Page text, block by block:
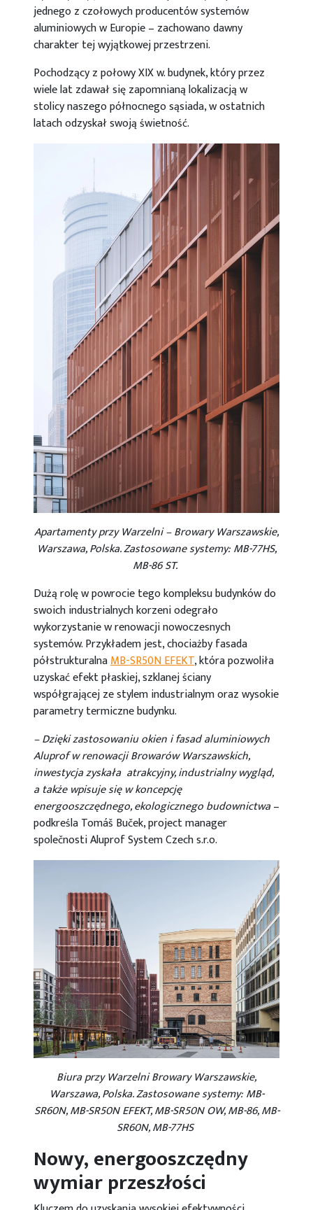
jednego z czołowych producentów systemów
aluminiowych w Europie – zachowano dawny
charakter tej wyjątkowej przestrzeni.
Pochodzący z połowy XIX w. budynek, który przez
wiele lat zdawał się zapomnianą lokalizacją w
stolicy naszego północnego sąsiada, w ostatnich
latach odzyskał swoją świetność.
Apartamenty przy Warzelni – Browary Warszawskie,
Warszawa, Polska. Zastosowane systemy: MB-77HS,
MB-86 ST.
Dużą rolę w powrocie tego kompleksu budynków do
swoich industrialnych korzeni odegrało
wykorzystanie w renowacji nowoczesnych
systemów. Przykładem jest, chociażby fasada
półstrukturalnaMB-SR50N EFEKT, która pozwoliła
uzyskać efekt płaskiej, szklanej ściany
współgrającej ze stylem industrialnym oraz wysokie
parametry termiczne budynku.
– Dzięki zastosowaniu okien i fasad aluminiowych
Aluprof w renowacji Browarów Warszawskich,
inwestycja zyskała atrakcyjny, industrialny wygląd,
a także wpisuje się w koncepcję
energooszczędnego, ekologicznego budownictwa–
podkreśla Tomáš Buček, project manager
společnosti Aluprof System Czech s.r.o.
Biura przy Warzelni Browary Warszawskie,
Warszawa, Polska. Zastosowane systemy: MB-
SR60N, MB-SR50N EFEKT, MB-SR50N OW, MB-86, MB-
SR60N, MB-77HS
Nowy, energooszczędny
wymiar przeszłości